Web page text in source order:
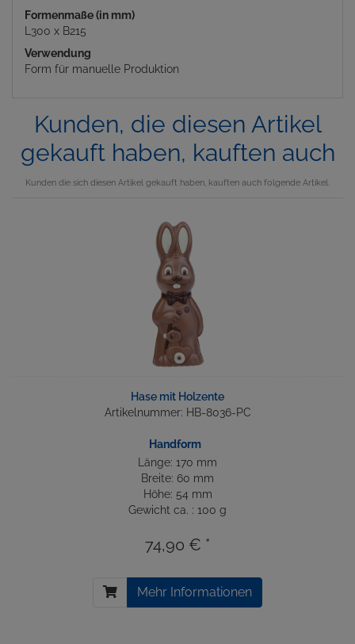
Formenmaße (in mm)
L300 x B215
Verwendung
Form für manuelle Produktion
Kunden, die diesen Artikel
gekauft haben, kauften auch
Kunden die sich diesen Artikel gekauft haben, kauften auch folgende Artikel.
Hase mit Holzente
Artikelnummer: HB-8036-PC
Handform
Länge: 170 mm
Breite: 60 mm
Höhe: 54 mm
Gewicht ca. : 100 g
74,90 € *
Mehr Informationen